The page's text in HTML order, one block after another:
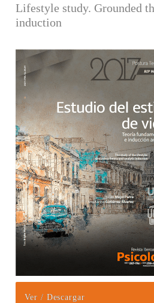
Lifestyle study. Grounded
induction
Barra lateral del artículo
Ver / Descargar